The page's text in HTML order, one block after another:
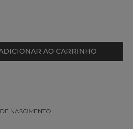
AO CARRINHO
NASCIMENTO